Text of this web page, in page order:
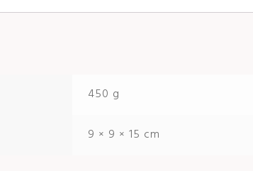
450 g
9 × 9 × 15 cm